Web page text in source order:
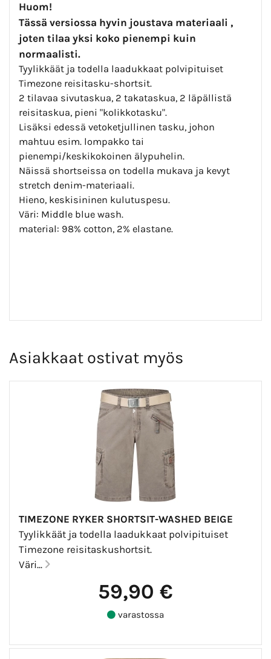
Huom!
Tässä versiossa hyvin joustava materiaali ,
joten tilaa yksi koko pienempi kuin
normaalisti.
Tyylikkäät ja todella laadukkaat polvipituiset
Timezone reisitasku-shortsit.
2 tilavaa sivutaskua, 2 takataskua, 2 läpällistä
reisitaskua, pieni "kolikkotasku".
Lisäksi edessä vetoketjullinen tasku, johon
mahtuu esim. lompakko tai
pienempi/keskikokoinen älypuhelin.
Näissä shortseissa on todella mukava ja kevyt
stretch denim-materiaali.
Hieno, keskisininen kulutuspesu.
Väri: Middle blue wash.
material: 98% cotton, 2% elastane.
Asiakkaat ostivat myös
TIMEZONE RYKER SHORTSIT-WASHED BEIGE
Tyylikkäät ja todella laadukkaat polvipituiset
Timezone reisitaskushortsit.
Väri...
59,90 €
varastossa